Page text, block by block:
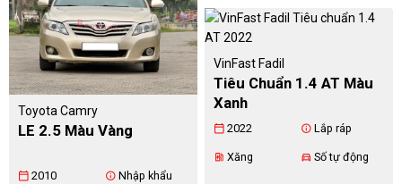
Toyota Camry
LE 2.5 Màu Vàng
calendar_today 2010 info Nhập khẩu
VinFast Fadil
Tiêu Chuẩn 1.4 AT Màu
Xanh
calendar_today 2022 info Lắp ráp
ev_station Xăng directions_car Số tự động